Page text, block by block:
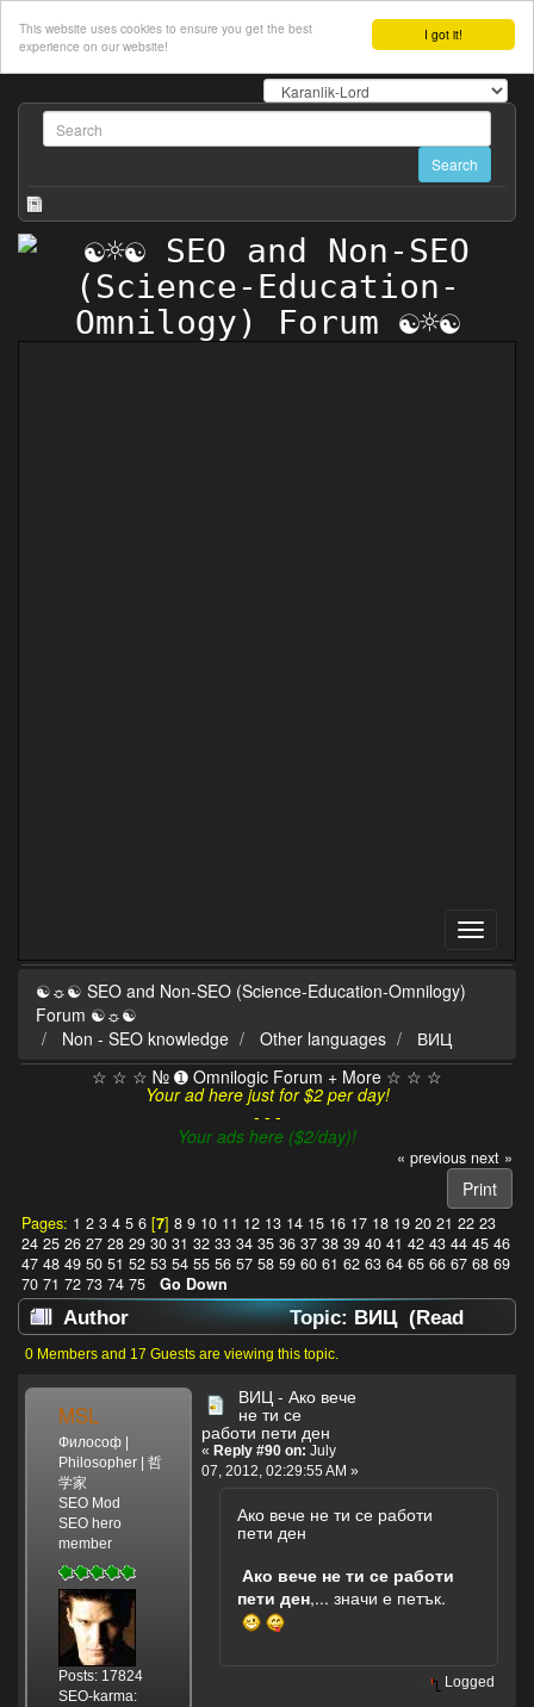
I got it!
This website uses cookies to ensure you get the best
experience on our website!
☯☼☯ SEO and Non-SEO (Science-Education-Omnilogy)
Forum ☯☼☯
Non - SEO knowledge
Other languages
ВИЦ
☆ ☆ ☆ № ➊ Omnilogic Forum + More ☆ ☆ ☆
Your ad here just for $2 per day!
- - -
Your ads here ($2/day)!
« previous next »
Print
Pages: 1 2 3 4 5 6[7] 8 9 10 11 12 13 14 15 16 17 18 19 20 21 22 23
24 25 26 27 28 29 30 31 32 33 34 35 36 37 38 39 40 41 42 43 44 45 46
47 48 49 50 51 52 53 54 55 56 57 58 59 60 61 62 63 64 65 66 67 68 69
70 71 72 73 74 75 Go Down
Author
Topic: ВИЦ (Read
629993 times)
0 Members and 17 Guests are viewing this topic.
MSL
Философ |
Philosopher | 哲
学家
SEO Mod
SEO hero
member
Posts: 17824
SEO-karma:
ВИЦ - Ако вече
не ти се
работи пети ден
« Reply #90 on: July
07, 2012, 02:29:55 AM »
Ако вече не ти се работи
пети ден
Ако вече не ти се работи
пети ден,... значи е петък.
Logged